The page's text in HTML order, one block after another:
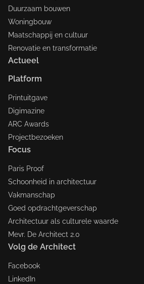
Duurzaam bouwen
Woningbouw
Maatschappij en cultuur
Renovatie en transformatie
Actueel
Platform
Printuitgave
Digimazine
ARC Awards
Projectbezoeken
Focus
Paris Proof
Schoonheid in architectuur
Vakmanschap
Goed opdrachtgeverschap
Architectuur als culturele waarde
Mevr. De Architect 2.0
Volg de Architect
Facebook
LinkedIn